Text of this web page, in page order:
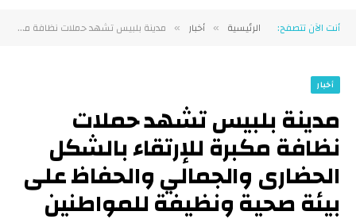
أنت الآن تتصفح: الرئيسية » أخبار » مدينة بلبيس تشهد حملات نظافة مكبرة للإرتقاء بالشكل الحضارى والجمالي والحفاظ على بيئة صحية ونظيفة للمواطنين على مدى يومين
أخبار
مدينة بلبيس تشهد حملات
نظافة مكبرة للإرتقاء بالشكل
الحضارى والجمالي والحفاظ على
بيئة صحية ونظيفة للمواطنين